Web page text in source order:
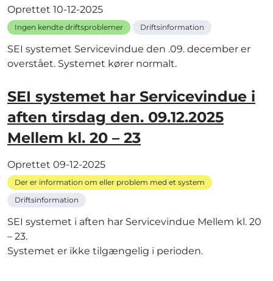
Oprettet 10-12-2025
Ingen kendte driftsproblemer Driftsinformation
SEI systemet Servicevindue den .09. december er
overstået. Systemet kører normalt.
SEI systemet har Servicevindue i
aften tirsdag den. 09.12.2025
Mellem kl. 20 – 23
Oprettet 09-12-2025
Der er information om eller problem med et system
Driftsinformation
SEI systemet i aften har Servicevindue Mellem kl. 20
– 23.
Systemet er ikke tilgængelig i perioden.